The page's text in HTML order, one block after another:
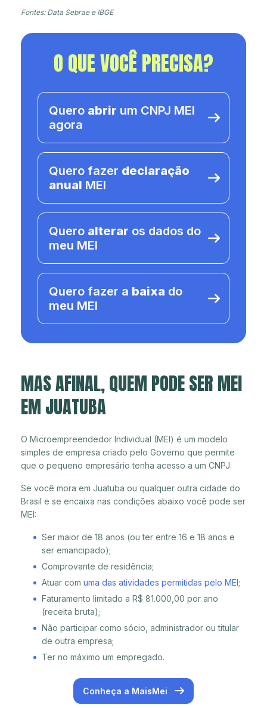
Fontes: Data Sebrae e IBGE
O QUE VOCÊ PRECISA?
Quero abrir um CNPJ MEI
agora
Quero fazer declaração
anual MEI
Quero alterar os dados do
meu MEI
Quero fazer a baixa do
meu MEI
MAS AFINAL, QUEM PODE SER MEI
EM JUATUBA
O Microempreendedor Individual (MEI) é um modelo
simples de empresa criado pelo Governo que permite
que o pequeno empresário tenha acesso a um CNPJ.
Se você mora em Juatuba ou qualquer outra cidade do
Brasil e se encaixa nas condições abaixo você pode ser
MEI:
Ser maior de 18 anos (ou ter entre 16 e 18 anos e
ser emancipado);
Comprovante de residência;
Atuar com uma das atividades permitidas pelo MEI;
Faturamento limitado a R$ 81.000,00 por ano
(receita bruta);
Não participar como sócio, administrador ou titular
de outra empresa;
Ter no máximo um empregado.
Conheça a MaisMei